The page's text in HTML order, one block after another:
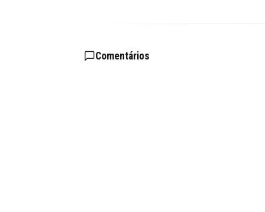
Comentários